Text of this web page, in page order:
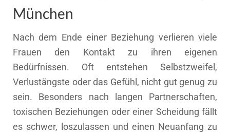
München
Nach dem Ende einer Beziehung verlieren viele
Frauen den Kontakt zu ihren eigenen
Bedürfnissen. Oft entstehen Selbstzweifel,
Verlustängste oder das Gefühl, nicht gut genug zu
sein. Besonders nach langen Partnerschaften,
toxischen Beziehungen oder einer Scheidung fällt
es schwer, loszulassen und einen Neuanfang zu